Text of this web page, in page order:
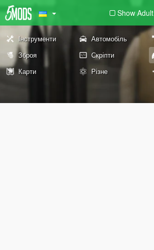
Show Adult
Інструменти Автомобіль
Зброя
Скріпти
Карти
Різне